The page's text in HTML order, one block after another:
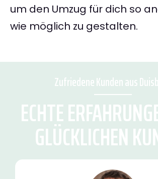
um den Umzug für dich so
wie möglich zu gestalten.
Zufriedene Kunden aus
ECHTE
GLÜCKLICHEN